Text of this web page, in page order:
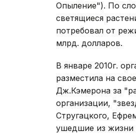
Опыление"). По
светящиеся
потребовал от
млрд. долларов.
В январе 2010г.
разместила на
Дж.Кэмерона за
организации,
Стругацкого,
ушедшие из жизни